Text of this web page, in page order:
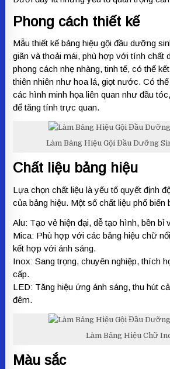
Phong cách thiết kế
Mẫu thiết kế bảng hiệu gội đầu dưỡng
giãn và thoải mái, phù hợp với tính chất
phong cách nhẹ nhàng, tinh tế, có thể
thiên nhiên như hoa lá, giọt nước. Có
các hình minh họa liên quan như đầu
để tăng tính trực quan.
Làm Bảng Hiệu Gội Đầu Dưỡng
Chất liệu bảng hiệu
Lựa chọn chất liệu là yếu tố quyết định
của bảng hiệu. Một số chất liệu phổ biến
Alu: Tạo vẻ hiện đại, dễ tạo hình, bền bỉ
Mica: Phù hợp với các bảng hiệu chữ
kết hợp với ánh sáng.
Inox: Sang trọng, chuyên nghiệp, thích
cấp.
LED: Tăng hiệu ứng ánh sáng, thu hút
đêm.
Làm Bảng Hiệu Chữ
Màu sắc